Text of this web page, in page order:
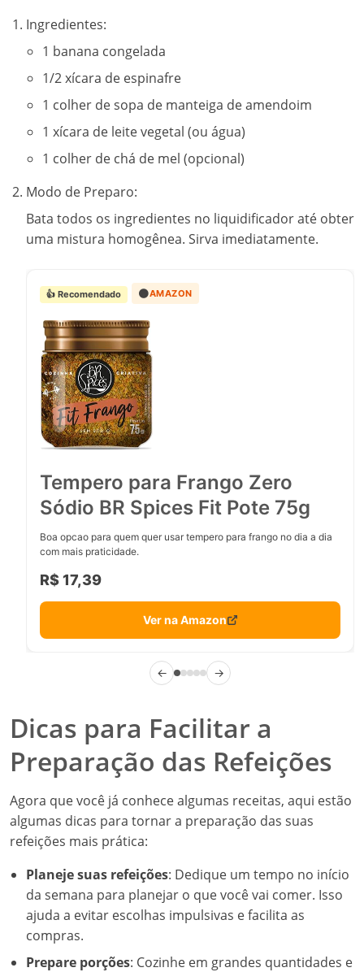
Ingredientes:
1 banana congelada
1/2 xícara de espinafre
1 colher de sopa de manteiga de amendoim
1 xícara de leite vegetal (ou água)
1 colher de chá de mel (opcional)
Modo de Preparo:
Bata todos os ingredientes no liquidificador até obter
uma mistura homogênea. Sirva imediatamente.
👍 Recomendado 🟠AMAZON
Tempero para Frango Zero
Sódio BR Spices Fit Pote 75g
Boa opcao para quem quer usar tempero para frango no dia a dia
com mais praticidade.
R$ 17,39
Ver na Amazon
← →
Dicas para Facilitar a
Preparação das Refeições
Agora que você já conhece algumas receitas, aqui estão
algumas dicas para tornar a preparação das suas
refeições mais prática:
Planeje suas refeições: Dedique um tempo no início
da semana para planejar o que você vai comer. Isso
ajuda a evitar escolhas impulsivas e facilita as
compras.
Prepare porções: Cozinhe em grandes quantidades e